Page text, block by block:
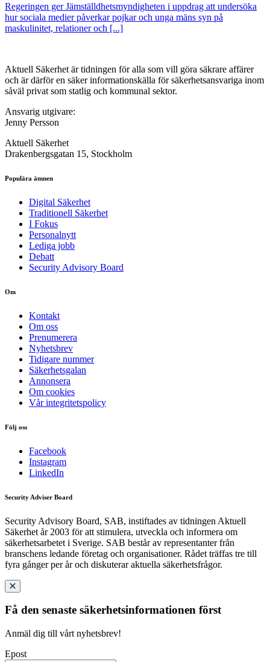
Regeringen ger Jämställdhetsmyndigheten i uppdrag att undersöka
hur sociala medier påverkar pojkar och unga mäns syn på
maskulinitet, relationer och [...]
Aktuell Säkerhet är tidningen för alla som vill göra säkrare affärer
och är därför en säker informationskälla för säkerhets­ansvariga inom
såväl privat som statlig och kommunal sektor.
Ansvarig utgivare:
Jenny Persson
Aktuell Säkerhet
Drakenbergsgatan 15, Stockholm
Populära ämnen
Digital Säkerhet
Traditionell Säkerhet
I Fokus
Personalnytt
Lediga jobb
Debatt
Security Advisory Board
Om
Kontakt
Om oss
Prenumerera
Nyhetsbrev
Tidigare nummer
Säkerhetsgalan
Annonsera
Om cookies
Vår integritetspolicy
Följ oss
Facebook
Instagram
LinkedIn
Security Adviser Board
Security Advisory Board, SAB, instiftades av tidningen Aktuell
Säkerhet år 2003 för att stimulera, utveckla och informera om
säkerhetsarbetet i Sverige. SAB består av representanter från
branschens ledande företag och organisationer. Rådet träffas tre till
fyra gånger per år och diskuterar aktuella säkerhetsfrågor.
Få den senaste säkerhetsinformationen först
Anmäl dig till vårt nyhetsbrev!
Epost